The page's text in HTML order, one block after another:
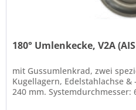
180° Umlenkecke, V2A
mit Gussumlenkrad, zwei
Kugellagern, Edelstahlachse
240 mm. Systemdurchmesser: